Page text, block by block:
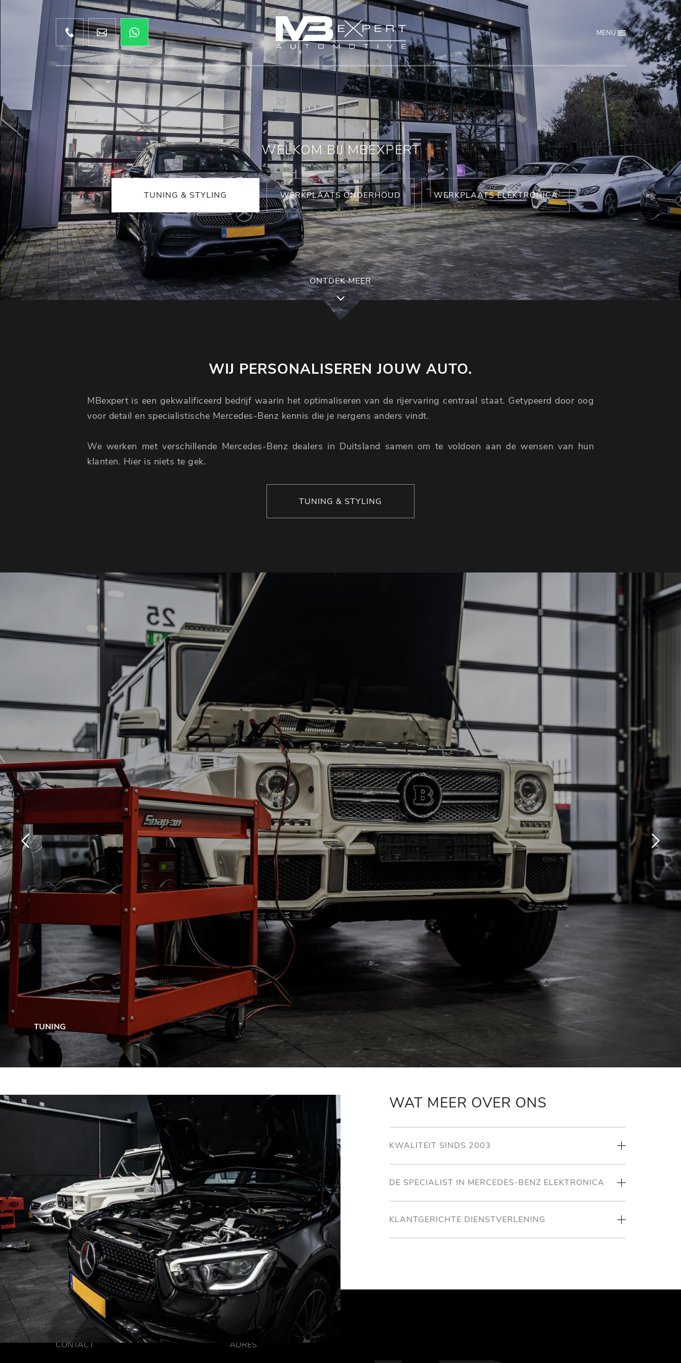
MENU
WELKOM BIJ MBEXPERT
TUNING & STYLING WERKPLAATS ONDERHOUD WERKPLAATS ELEKTRONICA
ONTDEK MEER
WIJ PERSONALISEREN JOUW AUTO.
MBexpert is een gekwalificeerd bedrijf waarin het optimaliseren van de rijervaring centraal staat. Getypeerd door oog
voor detail en specialistische Mercedes-Benz kennis die je nergens anders vindt.
We werken met verschillende Mercedes-Benz dealers in Duitsland samen om te voldoen aan de wensen van hun
klanten. Hier is niets te gek.
TUNING & STYLING
TUNING
WAT MEER OVER ONS
KWALITEIT SINDS 2003
DE SPECIALIST IN MERCEDES-BENZ ELEKTRONICA
KLANTGERICHTE DIENSTVERLENING
CONTACT ADRES